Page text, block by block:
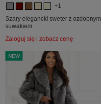
+1
Szary elegancki sweter z ozdobnym
suwakiem
Zaloguj się i zobacz cenę
NEW